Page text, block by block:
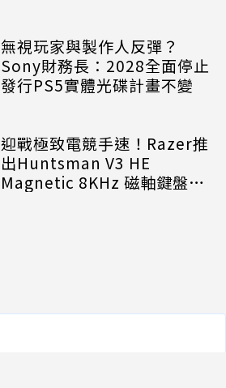
無視玩家與製作人反彈？
Sony財務長：2028全面停止
發行PS5實體光碟計畫不變
迎戰極致電競手速！Razer推
出Huntsman V3 HE
Magnetic 8KHz 磁軸鍵盤效